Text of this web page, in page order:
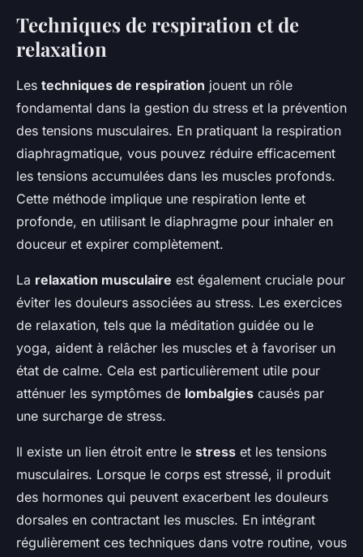
Techniques de respiration et de
relaxation
Les techniques de respiration jouent un rôle
fondamental dans la gestion du stress et la prévention
des tensions musculaires. En pratiquant la respiration
diaphragmatique, vous pouvez réduire efficacement
les tensions accumulées dans les muscles profonds.
Cette méthode implique une respiration lente et
profonde, en utilisant le diaphragme pour inhaler en
douceur et expirer complètement.
La relaxation musculaire est également cruciale pour
éviter les douleurs associées au stress. Les exercices
de relaxation, tels que la méditation guidée ou le
yoga, aident à relâcher les muscles et à favoriser un
état de calme. Cela est particulièrement utile pour
atténuer les symptômes de lombalgies causés par
une surcharge de stress.
Il existe un lien étroit entre le stress et les tensions
musculaires. Lorsque le corps est stressé, il produit
des hormones qui peuvent exacerbent les douleurs
dorsales en contractant les muscles. En intégrant
régulièrement ces techniques dans votre routine, vous